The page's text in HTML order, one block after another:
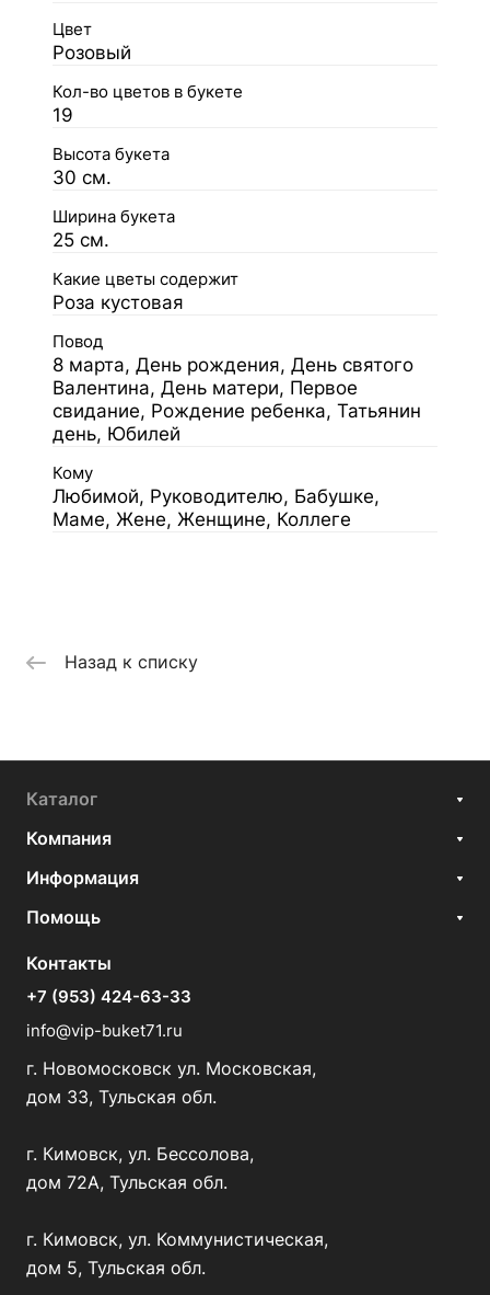
Цвет
Розовый
Кол-во цветов в букете
19
Высота букета
30 см.
Ширина букета
25 см.
Какие цветы содержит
Роза кустовая
Повод
8 марта, День рождения, День святого
Валентина, День матери, Первое
свидание, Рождение ребенка, Татьянин
день, Юбилей
Кому
Любимой, Руководителю, Бабушке,
Маме, Жене, Женщине, Коллеге
Назад к списку
Каталог
Компания
Информация
Помощь
Контакты
+7 (953) 424-63-33
info@vip-buket71.ru
г. Новомосковск ул. Московская,
дом 33, Тульская обл.
г. Кимовск, ул. Бессолова,
дом 72А, Тульская обл.
г. Кимовск, ул. Коммунистическая,
дом 5, Тульская обл.